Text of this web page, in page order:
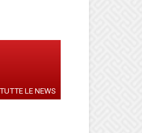
TUTTE LE NEWS